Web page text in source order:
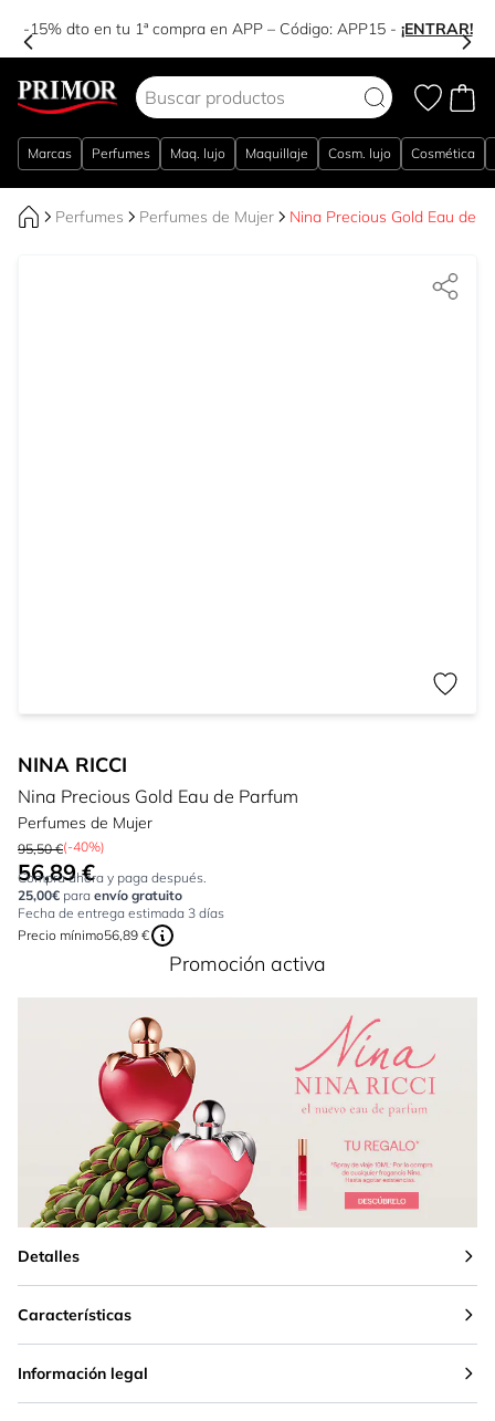
-15% dto en tu 1ª compra en APP – Código: APP15- ¡ENTRAR!
Marcas Perfumes Maq. lujo Maquillaje Cosm. lujo Cosmética
Perfumes Perfumes de Mujer Nina Precious Gold Eau de
NINA RICCI
Nina Precious Gold Eau de Parfum
Perfumes de Mujer
95,50 €(-40%)
Tan bajo como:
56,89 €
Compra ahora y paga después.
25,00€ para envío gratuito
Fecha de entrega estimada 3 días
Precio mínimo56,89 €
Promoción activa
Detalles
Características
Información legal